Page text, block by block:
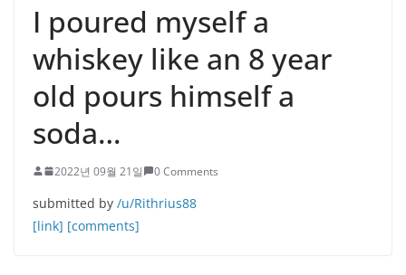
I poured myself a
whiskey like an 8 year
old pours himself a
soda…
2022년 09월 21일 0 Comments
submitted by /u/Rithrius88
[link] [comments]